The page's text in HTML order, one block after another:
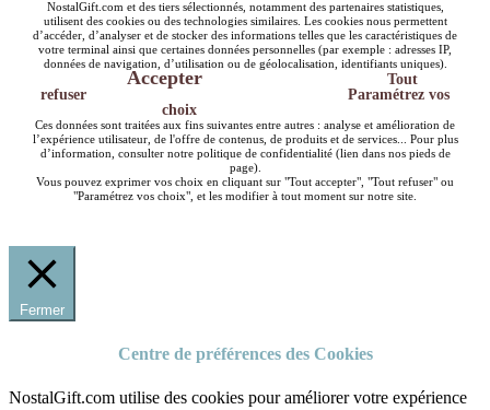
NostalGift.com et des tiers sélectionnés, notamment des partenaires statistiques,
utilisent des cookies ou des technologies similaires. Les cookies nous permettent
d’accéder, d’analyser et de stocker des informations telles que les caractéristiques de
votre terminal ainsi que certaines données personnelles (par exemple : adresses IP,
données de navigation, d’utilisation ou de géolocalisation, identifiants uniques).
Accepter
Tout
refuser
Paramétrez vos
choix
Ces données sont traitées aux fins suivantes entre autres : analyse et amélioration de
l’expérience utilisateur, de l'offre de contenus, de produits et de services... Pour plus
d’information, consulter notre politique de confidentialité (lien dans nos pieds de
page).
Vous pouvez exprimer vos choix en cliquant sur "Tout accepter", "Tout refuser" ou
"Paramétrez vos choix", et les modifier à tout moment sur notre site.
Fermer
Centre de préférences des Cookies
NostalGift.com utilise des cookies pour améliorer votre expérience